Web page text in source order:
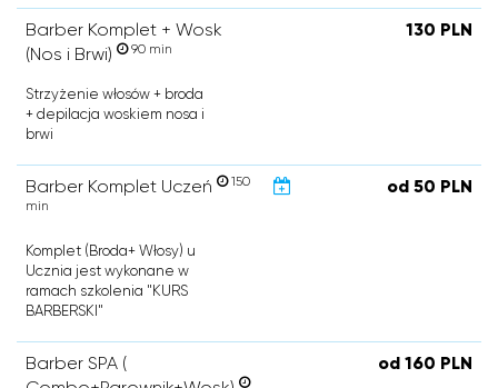
Barber Komplet + Wosk
(Nos i Brwi)
90 min
130 PLN
Strzyżenie włosów + broda
+ depilacja woskiem nosa i
brwi
Barber Komplet Uczeń
150
min
od 50 PLN
Komplet (Broda+ Włosy) u
Ucznia jest wykonane w
ramach szkolenia "KURS
BARBERSKI"
Barber SPA (
od 160 PLN